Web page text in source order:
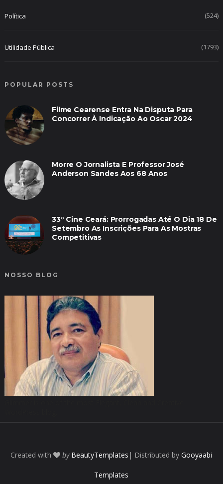
Política (524)
Utilidade Pública (1793)
POPULAR POSTS
Filme Cearense Entra Na Disputa Para
Concorrer À Indicação Ao Oscar 2024
Morre O Jornalista E Professor José
Anderson Sandes Aos 68 Anos
33° Cine Ceará: Prorrogadas Até O Dia 18 De
Setembro As Inscrições Para As Mostras
Competitivas
NOSSO BLOG
Created with by BeautyTemplates | Distributed byGooyaabi
Templates